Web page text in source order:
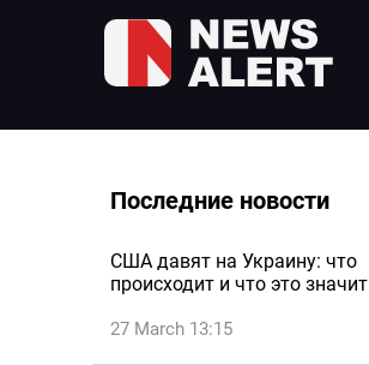
Последние новости
США давят на Украину: что
происходит и что это значит
27 March 13:15